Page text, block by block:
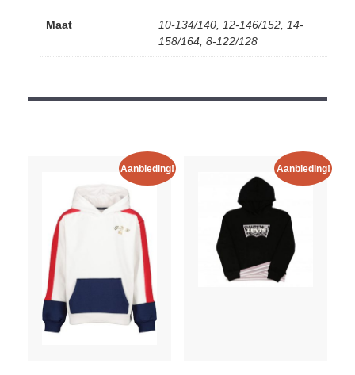
Maat
10-134/140, 12-146/152, 14-
158/164, 8-122/128
Aanbieding! Aanbieding!